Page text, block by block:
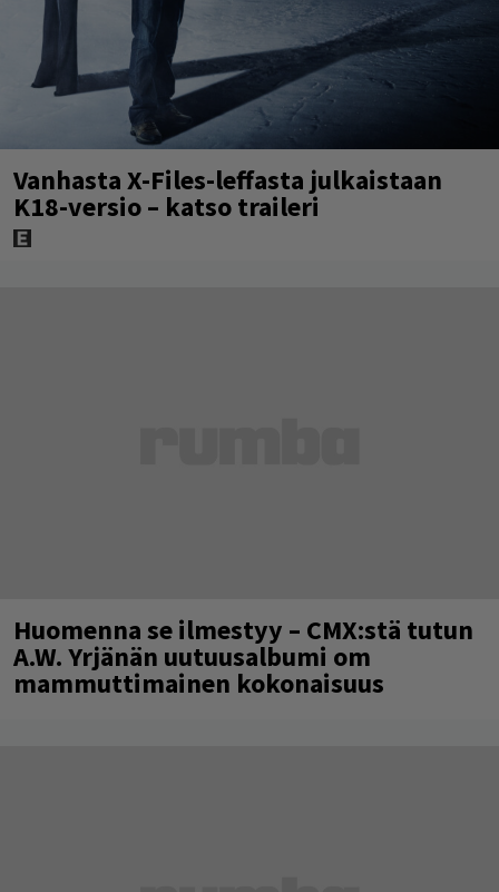
Vanhasta X-Files-leffasta julkaistaan
K18-versio – katso traileri
Huomenna se ilmestyy – CMX:stä tutun
A.W. Yrjänän uutuusalbumi om
mammuttimainen kokonaisuus